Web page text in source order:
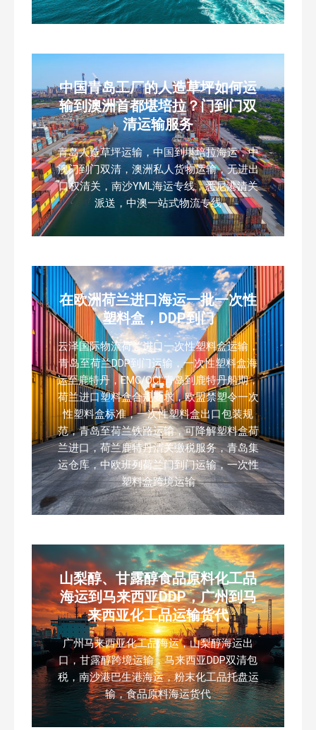
中国青岛工厂的人造草坪如何运
输到澳洲首都堪培拉？门到门双
清运输服务
青岛人造草坪运输，中国到堪培拉海运，中
澳门到门双清，澳洲私人货物运输，无进出
口权清关，南沙YML海运专线，悉尼港清关
派送，中澳一站式物流专线
在欧洲荷兰进口海运一批一次性
塑料盒，DDP到门
云泽国际物流荷兰进口一次性塑料盒运输，
青岛至荷兰DDP到门运输，一次性塑料盒海
运至鹿特丹，EMC/OCL青岛到鹿特丹船期，
荷兰进口塑料盒合规要求，欧盟禁塑令一次
性塑料盒标准，一次性塑料盒出口包装规
范，青岛至荷兰铁路运输，可降解塑料盒荷
兰进口，荷兰鹿特丹清关缴税服务，青岛集
运仓库，中欧班列荷兰门到门运输，一次性
塑料盒跨境运输
山梨醇、甘露醇食品原料化工品
海运到马来西亚DDP，广州到马
来西亚化工品运输货代
广州马来西亚化工品海运，山梨醇海运出
口，甘露醇跨境运输，马来西亚DDP双清包
税，南沙港巴生港海运，粉末化工品托盘运
输，食品原料海运货代